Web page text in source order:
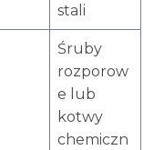
stali
Śruby
rozporow
e lub
kotwy
chemiczn